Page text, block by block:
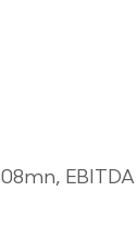
EBITDA